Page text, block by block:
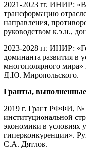
2021-2023 гг. ИНИР:
трансформацию
направления,
руководством к.э.н.,
2023-2028 гг. ИНИР:
доминанта развития в
многополярного мира»
Д.Ю. Миропольского.
Гранты, выполненные
2019 г. Грант РФФИ, №
институциональной
экономики в условиях
гиперконкуренции».
С.А. Дятлов.